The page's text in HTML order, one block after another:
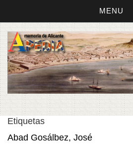
MENU
Etiquetas
Abad Gosálbez, José